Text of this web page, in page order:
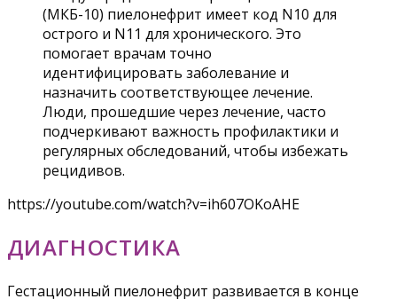
(МКБ-10) пиелонефрит имеет код N10 для
острого и N11 для хронического. Это
помогает врачам точно
идентифицировать заболевание и
назначить соответствующее лечение.
Люди, прошедшие через лечение, часто
подчеркивают важность профилактики и
регулярных обследований, чтобы избежать
рецидивов.
https://youtube.com/watch?v=ih607OKoAHE
ДИАГНОСТИКА
Гестационный пиелонефрит развивается в конце